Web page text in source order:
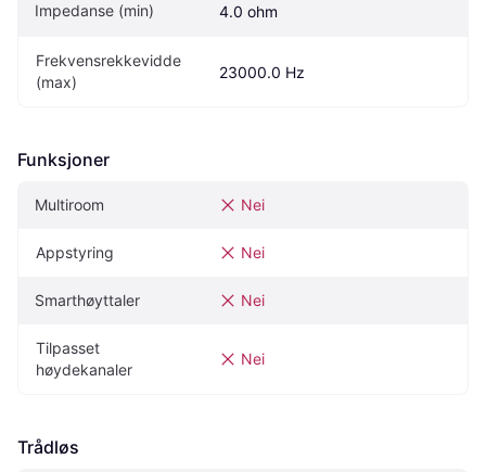
Impedanse (min) 4.0 ohm
Frekvensrekkevidde
(max)
23000.0 Hz
Funksjoner
Multiroom Nei
Appstyring Nei
Smarthøyttaler Nei
Tilpasset
høydekanaler
Nei
Trådløs